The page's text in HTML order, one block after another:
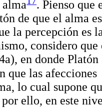
. Pienso que
de que el alma
la percepción es
considero
en donde
que las afecciones
lo cual supone
ello, en este